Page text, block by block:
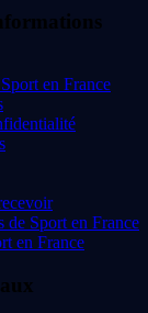
en France
de Sport en France
en France